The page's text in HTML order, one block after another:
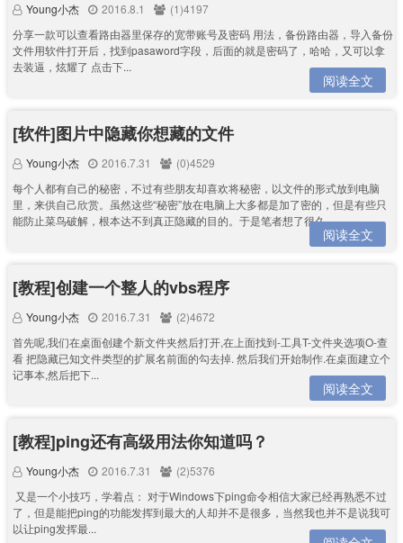
Young小杰 2016.8.1
(1)4197
分享一款可以查看路由器里保存的宽带账号及密码 用法，备份路由器，导入备份
文件用软件打开后，找到pasaword字段，后面的就是密码了，哈哈，又可以拿
去装逼，炫耀了 点击下...
阅读全文
[软件]图片中隐藏你想藏的文件
Young小杰 2016.7.31
(0)4529
每个人都有自己的秘密，不过有些朋友却喜欢将秘密，以文件的形式放到电脑
里，来供自己欣赏。虽然这些“秘密”放在电脑上大多都是加了密的，但是有些只
能防止菜鸟破解，根本达不到真正隐藏的目的。于是笔者想了很久，...
阅读全文
[教程]创建一个整人的vbs程序
Young小杰 2016.7.31
(2)4672
首先呢,我们在桌面创建个新文件夹然后打开,在上面找到-工具T-文件夹选项O-查
看 把隐藏已知文件类型的扩展名前面的勾去掉. 然后我们开始制作.在桌面建立个
记事本,然后把下...
阅读全文
[教程]ping还有高级用法你知道吗？
Young小杰 2016.7.31
(2)5376
又是一个小技巧，学着点： 对于Windows下ping命令相信大家已经再熟悉不过
了，但是能把ping的功能发挥到最大的人却并不是很多，当然我也并不是说我可
以让ping发挥最...